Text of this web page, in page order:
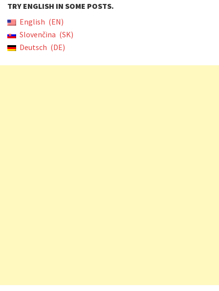
TRY ENGLISH IN SOME POSTS.
English
EN
Slovenčina
SK
Deutsch
DE